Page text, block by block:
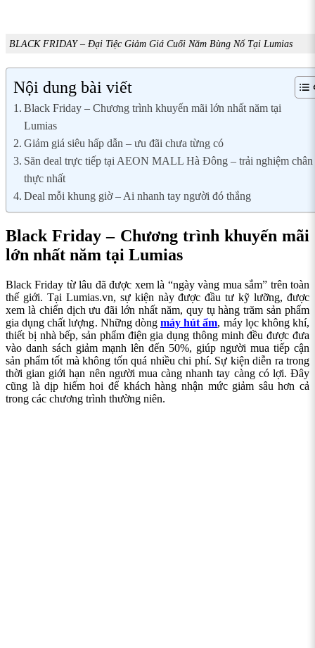
BLACK FRIDAY – Đại Tiệc Giảm Giá Cuối Năm Bùng Nổ Tại Lumias
Nội dung bài viết
Black Friday – Chương trình khuyến mãi lớn nhất năm tại
Lumias
Giảm giá siêu hấp dẫn – ưu đãi chưa từng có
Săn deal trực tiếp tại AEON MALL Hà Đông – trải nghiệm chân
thực nhất
Deal mỗi khung giờ – Ai nhanh tay người đó thắng
Black Friday – Chương trình khuyến mãi
lớn nhất năm tại Lumias
Black Friday từ lâu đã được xem là “ngày vàng mua sắm” trên toàn
thế giới. Tại Lumias.vn, sự kiện này được đầu tư kỹ lưỡng, được
xem là chiến dịch ưu đãi lớn nhất năm, quy tụ hàng trăm sản phẩm
gia dụng chất lượng. Những dòng máy hút ẩm, máy lọc không khí,
thiết bị nhà bếp, sản phẩm điện gia dụng thông minh đều được đưa
vào danh sách giảm mạnh lên đến 50%, giúp người mua tiếp cận
sản phẩm tốt mà không tốn quá nhiều chi phí. Sự kiện diễn ra trong
thời gian giới hạn nên người mua càng nhanh tay càng có lợi. Đây
cũng là dịp hiếm hoi để khách hàng nhận mức giảm sâu hơn cả
trong các chương trình thường niên.